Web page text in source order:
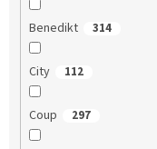
Benedikt 314
City 112
Coup 297